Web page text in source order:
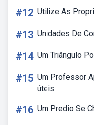
#12 Utilize As
#13 Unidades De
#14 Um Triângulo
#15 Um Professor
úteis
#16 Um Predio Se